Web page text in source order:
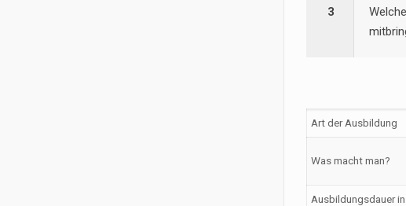
3
Art der Ausbildung
Was macht man?
Ausbildungsdauer